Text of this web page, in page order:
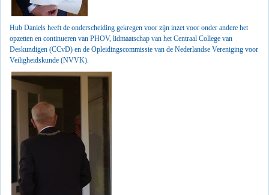
Hub Daniels heeft de onderscheiding gekregen voor zijn inzet voor onder andere het
opzetten en continueren van PHOV, lidmaatschap van het Centraal College van
Deskundigen (CCvD) en de Opleidingscommissie van de Nederlandse Vereniging voor
Veiligheidskunde (NVVK).